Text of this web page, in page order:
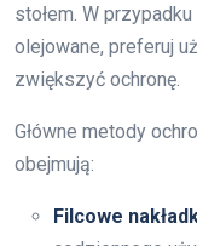
stołem. W
olejowane, preferuj
zwiększyć ochronę.
Główne metody
obejmują:
Filcowe